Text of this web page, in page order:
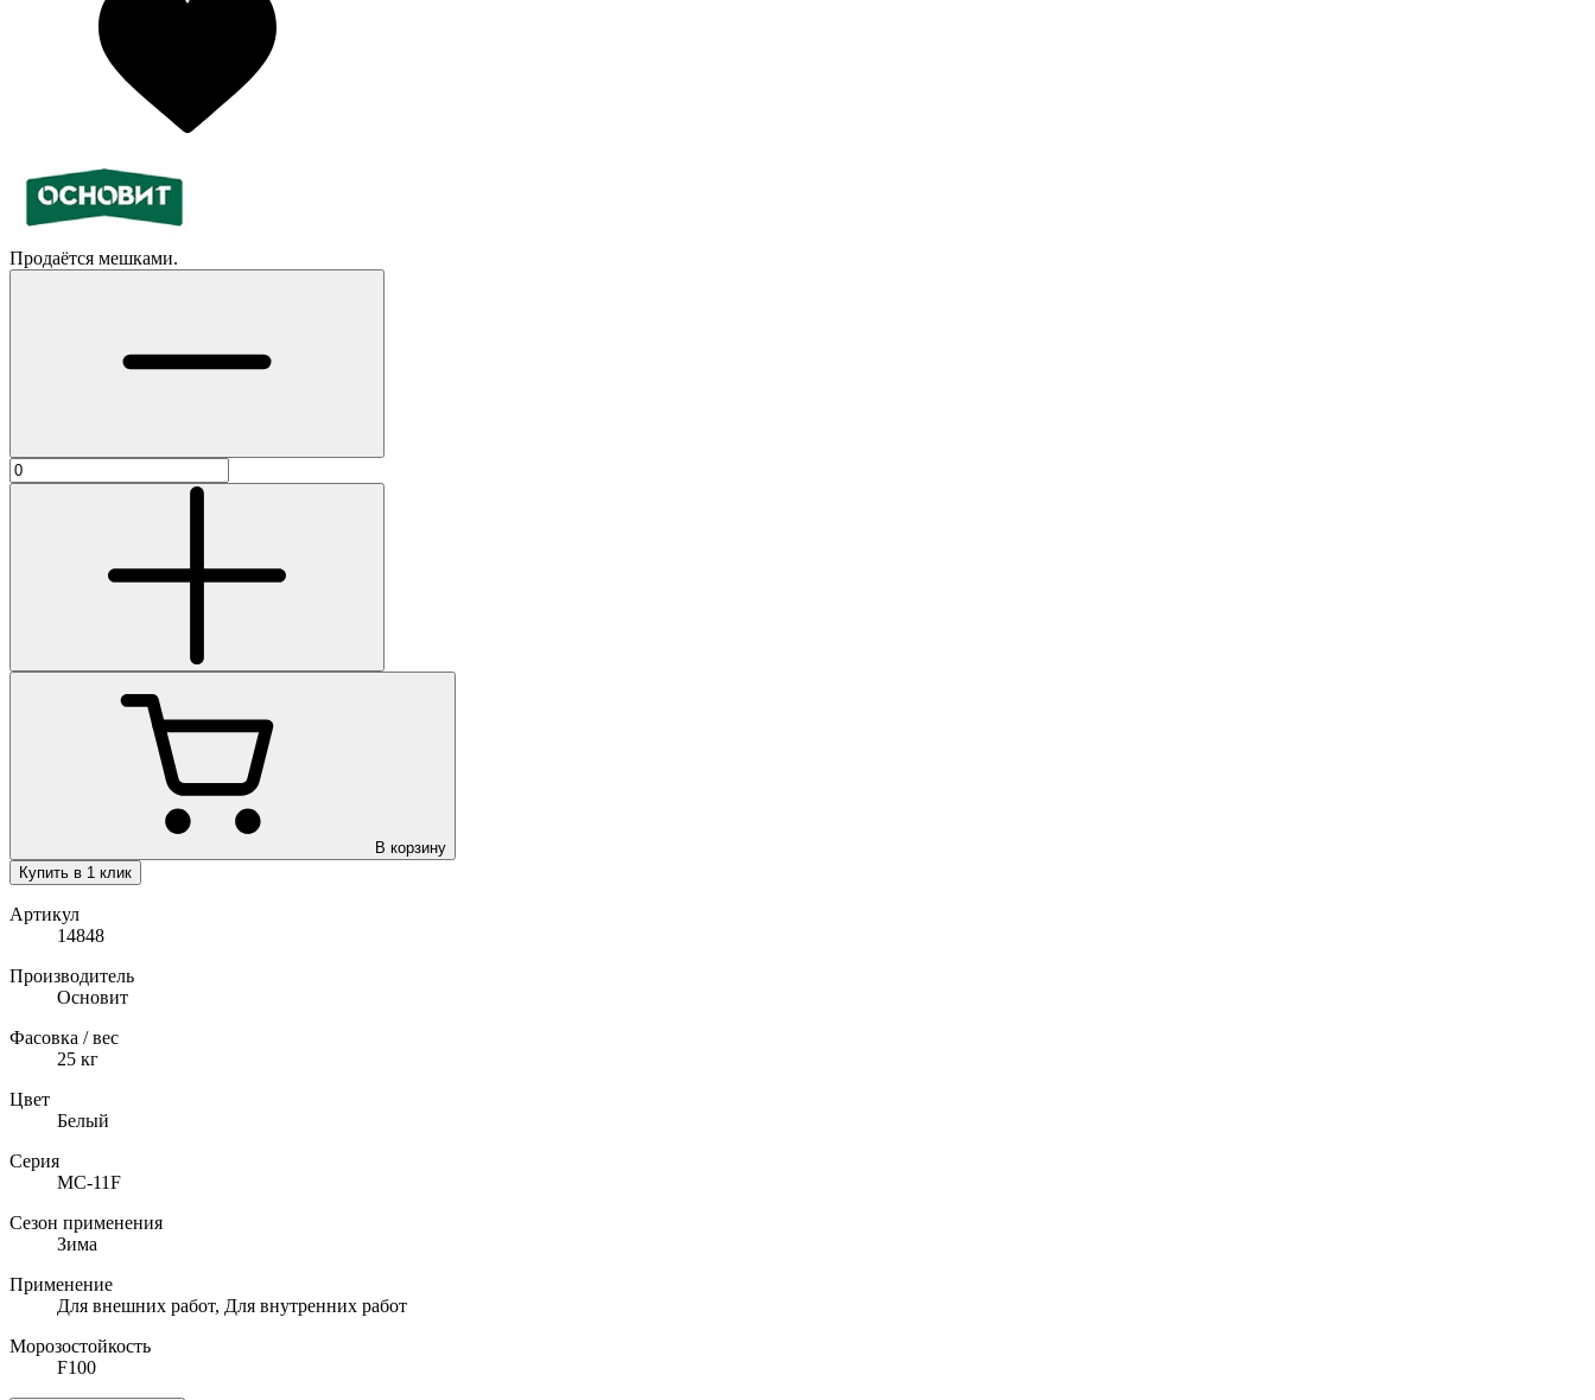
Продаётся мешками.
В корзину
Купить в 1 клик
Артикул
14848
Производитель
Основит
Фасовка / вес
25 кг
Цвет
Белый
Серия
MC-11F
Сезон применения
Зима
Применение
Для внешних работ, Для внутренних работ
Морозостойкость
F100